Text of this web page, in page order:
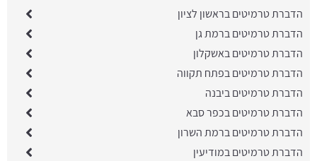
הדברת טרמיטים בראשון לציון
הדברת טרמיטים ברמת גן
הדברת טרמיטים באשקלון
הדברת טרמיטים בפתח תקווה
הדברת טרמיטים ביבנה
הדברת טרמיטים בכפר סבא
הדברת טרמיטים ברמת השרון
הדברת טרמיטים במודיעין